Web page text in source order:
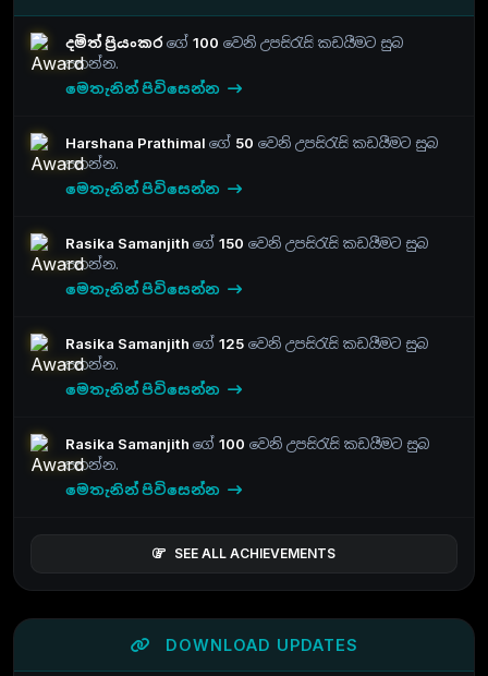
දමිත් ප්‍රියංකරගේ 100 වෙනි උපසිරැසි කඩයීමට සුබ
පතන්න.
මෙතැනින් පිවිසෙන්න
Harshana Prathimal ගේ 50 වෙනි උපසිරැසි කඩයීමට සුබ
පතන්න.
මෙතැනින් පිවිසෙන්න
Rasika Samanjith ගේ 150 වෙනි උපසිරැසි කඩයීමට සුබ
පතන්න.
මෙතැනින් පිවිසෙන්න
Rasika Samanjith ගේ 125 වෙනි උපසිරැසි කඩයීමට සුබ
පතන්න.
මෙතැනින් පිවිසෙන්න
Rasika Samanjith ගේ 100 වෙනි උපසිරැසි කඩයීමට සුබ
පතන්න.
මෙතැනින් පිවිසෙන්න
SEE ALL ACHIEVEMENTS
DOWNLOAD UPDATES